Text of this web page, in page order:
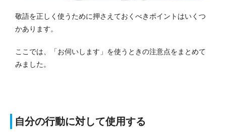
敬語を正しく使うために押さえておくべきポイントはいくつ
かあります。
ここでは、「お伺いします」を使うときの注意点をまとめて
みました。
自分の行動に対して使用する